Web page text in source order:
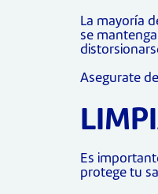
La mayoría
se
Asegurate
Es
protege tu